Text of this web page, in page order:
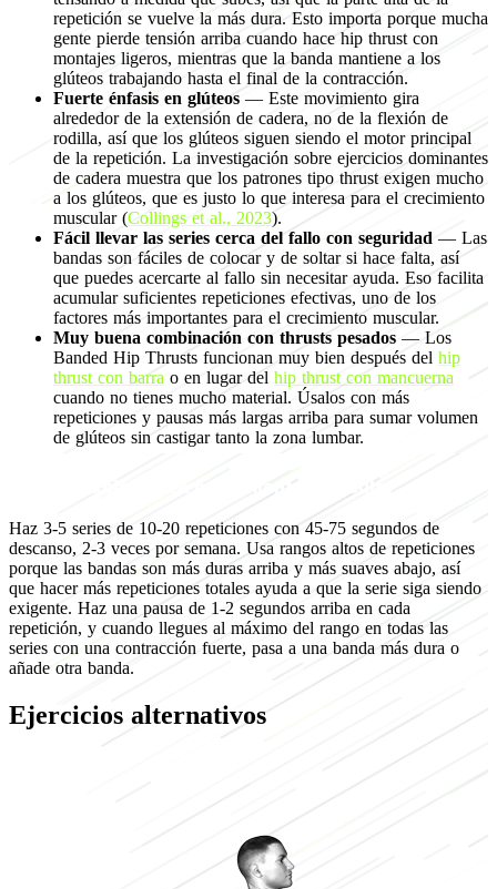
repetición se vuelve la más dura. Esto importa porque mucha
gente pierde tensión arriba cuando hace hip thrust con
montajes ligeros, mientras que la banda mantiene a los
glúteos trabajando hasta el final de la contracción.
Fuerte énfasis en glúteos — Este movimiento gira
alrededor de la extensión de cadera, no de la flexión de
rodilla, así que los glúteos siguen siendo el motor principal
de la repetición. La investigación sobre ejercicios dominantes
de cadera muestra que los patrones tipo thrust exigen mucho
a los glúteos, que es justo lo que interesa para el crecimiento
muscular (Collings et al., 2023).
Fácil llevar las series cerca del fallo con seguridad — Las
bandas son fáciles de colocar y de soltar si hace falta, así
que puedes acercarte al fallo sin necesitar ayuda. Eso facilita
acumular suficientes repeticiones efectivas, uno de los
factores más importantes para el crecimiento muscular.
Muy buena combinación con thrusts pesados — Los
Banded Hip Thrusts funcionan muy bien después del hip
thrust con barra o en lugar del hip thrust con mancuerna
cuando no tienes mucho material. Úsalos con más
repeticiones y pausas más largas arriba para sumar volumen
de glúteos sin castigar tanto la zona lumbar.
Programación para crecimiento muscular
Haz 3-5 series de 10-20 repeticiones con 45-75 segundos de
descanso, 2-3 veces por semana. Usa rangos altos de repeticiones
porque las bandas son más duras arriba y más suaves abajo, así
que hacer más repeticiones totales ayuda a que la serie siga siendo
exigente. Haz una pausa de 1-2 segundos arriba en cada
repetición, y cuando llegues al máximo del rango en todas las
series con una contracción fuerte, pasa a una banda más dura o
añade otra banda.
Ejercicios alternativos